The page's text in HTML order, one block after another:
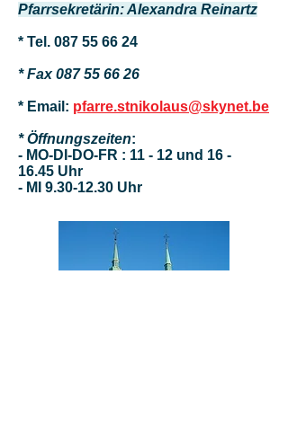
Pfarrsekretärin: Alexandra Reinartz
* Tel. 087 55 66 24
* Fax087 55 66 26
* Email: pfarre.stnikolaus@skynet.be
* Öffnungszeiten:
- MO-DI-DO-FR : 11 - 12 und 16 -
16.45 Uhr
- MI 9.30-12.30 Uhr